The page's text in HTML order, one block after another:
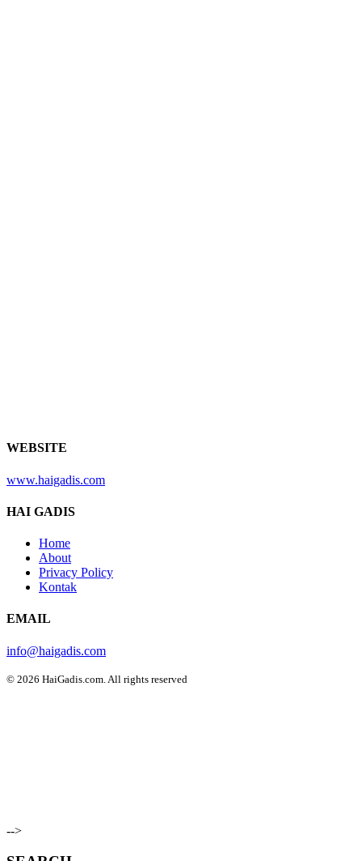
WEBSITE
www.haigadis.com
HAI GADIS
Home
About
Privacy Policy
Kontak
EMAIL
info@haigadis.com
© 2026 HaiGadis.com. All rights reserved
-->